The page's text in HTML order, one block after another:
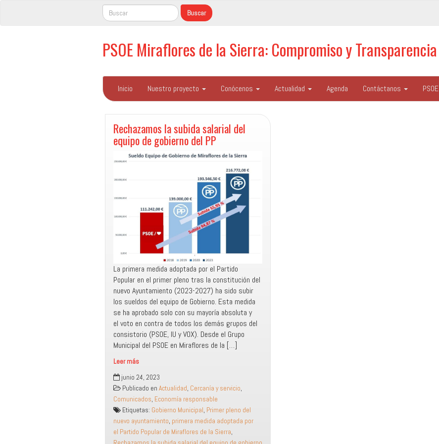
PSOE Miraflores de la Sierra: Compromiso y Transparencia
Inicio Nuestro proyecto Conócenos Actualidad Agenda Contáctanos PSOE
Rechazamos la subida salarial del
equipo de gobierno del PP
La primera medida adoptada por el Partido
Popular en el primer pleno tras la constitución del
nuevo Ayuntamiento (2023-2027) ha sido subir
los sueldos del equipo de Gobierno. Esta medida
se ha aprobado solo con su mayoría absoluta y
el voto en contra de todos los demás grupos del
consistorio (PSOE, IU y VOX). Desde el Grupo
Municipal del PSOE en Miraflores de la […]
Leer más
Rechazamos
la
subida
salarial
del
equipo
de
junio 24, 2023
Publicado en Actualidad, Cercanía y servicio,
Comunicados, Economía responsable
Etiquetas: Gobierno Municipal, Primer pleno del
nuevo ayuntamiento, primera medida adoptada por
el Partido Popular de Miraflores de la Sierra,